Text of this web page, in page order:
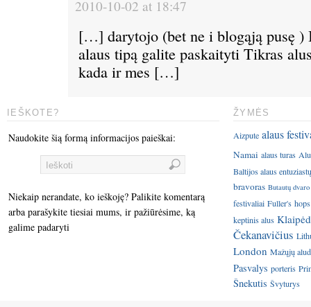
2010-10-02 at 18:47
[…] darytojo (bet ne i blogąją pusę )
alaus tipą galite paskaityti Tikras
kada ir mes […]
IEŠKOTE?
Naudokite šią formą informacijos paieškai:
Niekaip nerandate, ko ieškoję? Palikite komentarą
arba parašykite tiesiai mums, ir pažiūrėsime, ką
galime padaryti
ŽYMĖS
Aizpute alaus
Namai alaus turas
Baltijos alaus
bravoras Butautų dvaro
festivaliai Fuller's hops
keptinis alus
Čekanavičius
London Mažųjų
Pasvalys porteris
Šnekutis Švyturys